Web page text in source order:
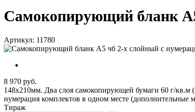
Самокопирующий бланк
Артикул: 11780
8 970 руб.
148х210мм. Два слоя самокопирующей бумаги 60 г/кв.м
нумерация комплектов в одном месте (дополнительные
Тираж